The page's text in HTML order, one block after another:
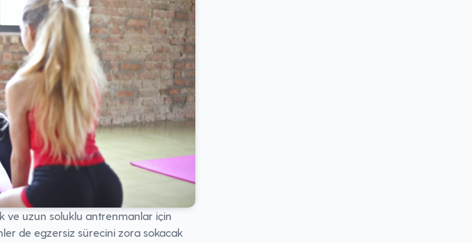
ve uzun soluklu antrenmanlar için
de egzersiz sürecini zora sokacak